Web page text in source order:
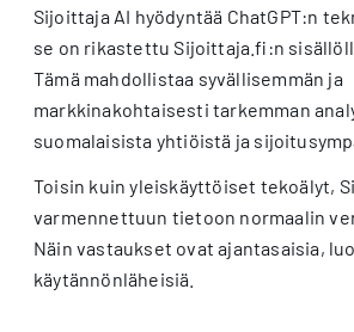
Sijoittaja AI hyödyntää ChatGPT:n
se on rikastettu Sijoittaja.fi:n
Tämä mahdollistaa syvällisemmän ja
markkinakohtaisesti tarkemman
suomalaisista yhtiöistä ja
Toisin kuin yleiskäyttöiset tekoälyt,
varmennettuun tietoon normaalin
Näin vastaukset ovat ajantasaisia,
käytännönläheisiä.